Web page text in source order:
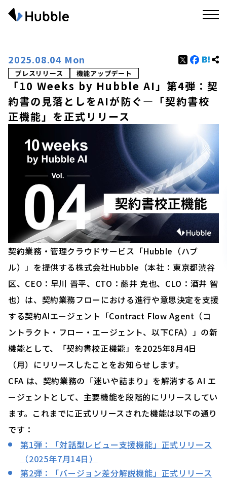
2025.08.04 Mon
プレスリリース 機能アップデート
「10 Weeks by Hubble AI」第4弾：契
約書の見落としをAIが防ぐ―「契約書校
正機能」を正式リリース
契約業務・管理クラウドサービス「Hubble（ハブ
ル）」を提供する株式会社Hubble（本社：東京都渋谷
区、CEO：早川 晋平、CTO：藤井 克也、CLO：酒井 智
也）は、契約業務フローにおける進行や意思決定を支援
する契約AIエージェント「Contract Flow Agent（コ
ントラクト・フロー・エージェント、以下CFA）」の新
機能として、「契約書校正機能」を2025年8月4日
（月）にリリースしたことをお知らせします。
CFA は、契約業務の「迷いや詰まり」を解消する AI エ
ージェントとして、主要機能を段階的にリリースしてい
ます。これまでに正式リリースされた機能は以下の通り
です：
第1弾：「対話型レビュー支援機能」正式リリース
（2025年7月14日）
第2弾：「バージョン差分解説機能」正式リリース